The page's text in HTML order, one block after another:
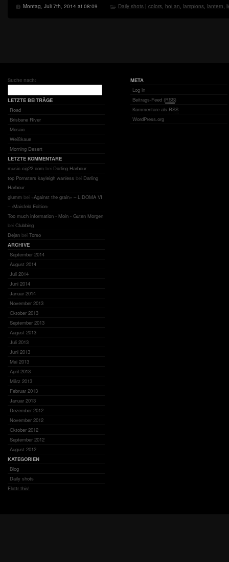
Montag, Juli 7th, 2014 at 08:09 Daily shots | colors, hoi an, lampions, lantern,
Suche nach:
LETZTE BEITRÄGE
Road
Brisbane River
Mosaic
Weißkaue
Morning Desert
LETZTE KOMMENTARE
music.cig22.com bei Darling Harbour
top Pornstars kayleigh wanless bei Darling
Harbour
glumm bei «Against the grain» – LIDOMA VI
– ‹Maisfeld Edition›
Too much information - Moin - Guten Morgen
bei Clubbing
Dejan bei Torso
ARCHIVE
September 2014
August 2014
Juli 2014
Juni 2014
Januar 2014
November 2013
Oktober 2013
September 2013
August 2013
Juli 2013
Juni 2013
Mai 2013
April 2013
März 2013
Februar 2013
Januar 2013
Dezember 2012
November 2012
Oktober 2012
September 2012
August 2012
KATEGORIEN
Blog
Daily shots
Flattr this!
META
Log in
Beitrags-Feed (RSS)
Kommentare als RSS
WordPress.org